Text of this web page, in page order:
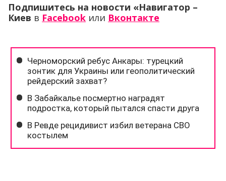
Подпишитесь на новости «Навигатор –
Киев в Facebook или Вконтакте